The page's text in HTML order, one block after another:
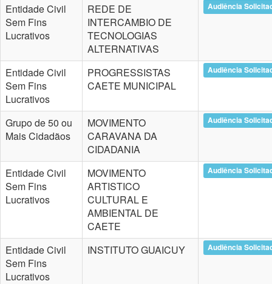
Entidade Civil
Sem Fins
Lucrativos
REDE DE
INTERCAMBIO DE
TECNOLOGIAS
ALTERNATIVAS
Audiência
Entidade Civil
Sem Fins
Lucrativos
PROGRESSISTAS
CAETE MUNICIPAL
Audiência
Grupo de 50 ou
Mais Cidadãos
MOVIMENTO
CARAVANA DA
CIDADANIA
Audiência
Entidade Civil
Sem Fins
Lucrativos
MOVIMENTO
ARTISTICO
CULTURAL E
AMBIENTAL DE
CAETE
Audiência
Entidade Civil
Sem Fins
Lucrativos
INSTITUTO GUAICUY Audiência